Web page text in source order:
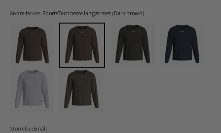
Andre farver: SportsTech herre langærmet (Dark brown)
Størrelse:Small